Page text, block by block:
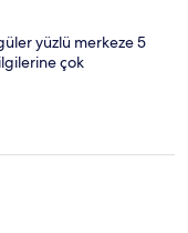
yüzlü merkeze 5
çok